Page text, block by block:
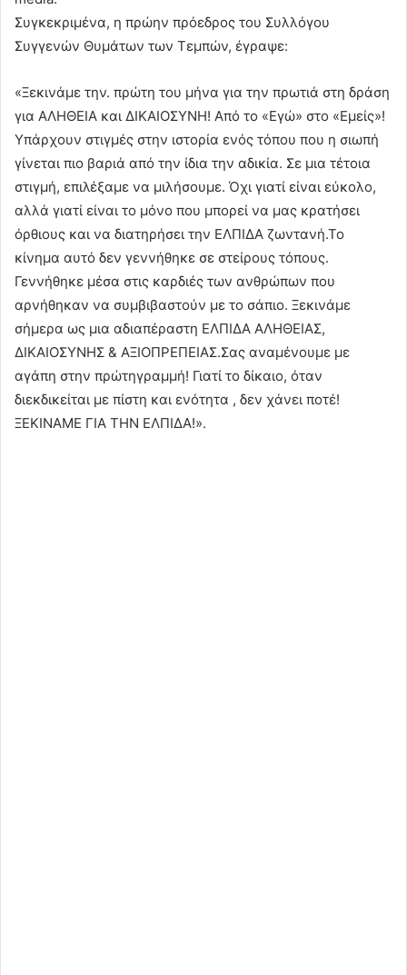
Συγκεκριμένα, η πρώην πρόεδρος του Συλλόγου
Συγγενών Θυμάτων των Τεμπών, έγραψε:
«Ξεκινάμε την. πρώτη του μήνα για την πρωτιά στη δράση
για ΑΛΗΘΕΙΑ και ΔΙΚΑΙΟΣΥΝΗ! Από το «Εγώ» στο «Εμείς»!
Υπάρχουν στιγμές στην ιστορία ενός τόπου που η σιωπή
γίνεται πιο βαριά από την ίδια την αδικία. Σε μια τέτοια
στιγμή, επιλέξαμε να μιλήσουμε. Όχι γιατί είναι εύκολο,
αλλά γιατί είναι το μόνο που μπορεί να μας κρατήσει
όρθιους και να διατηρήσει την ΕΛΠΙΔΑ ζωντανή.Το
κίνημα αυτό δεν γεννήθηκε σε στείρους τόπους.
Γεννήθηκε μέσα στις καρδιές των ανθρώπων που
αρνήθηκαν να συμβιβαστούν με το σάπιο. Ξεκινάμε
σήμερα ως μια αδιαπέραστη ΕΛΠΙΔΑ ΑΛΗΘΕΙΑΣ,
ΔΙΚΑΙΟΣΥΝΗΣ & ΑΞΙΟΠΡΕΠΕΙΑΣ.Σας αναμένουμε με
αγάπη στην πρώτηγραμμή! Γιατί το δίκαιο, όταν
διεκδικείται με πίστη και ενότητα , δεν χάνει ποτέ!
ΞΕΚΙΝΑΜΕ ΓΙΑ ΤΗΝ ΕΛΠΙΔΑ!».